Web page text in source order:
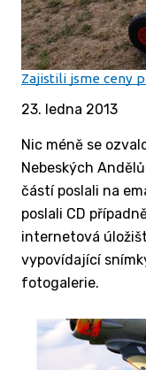
Zajistili jsme ceny
23. ledna 2013
Nic méně se
Nebeských
částí poslali na
poslali CD
internetová
vypovídající
fotogalerie.